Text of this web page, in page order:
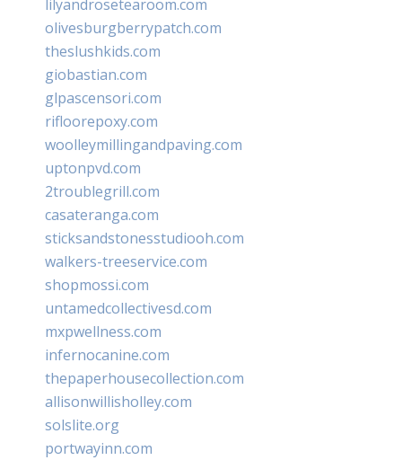
lilyandrosetearoom.com
olivesburgberrypatch.com
theslushkids.com
giobastian.com
glpascensori.com
rifloorepoxy.com
woolleymillingandpaving.com
uptonpvd.com
2troublegrill.com
casateranga.com
sticksandstonesstudiooh.com
walkers-treeservice.com
shopmossi.com
untamedcollectivesd.com
mxpwellness.com
infernocanine.com
thepaperhousecollection.com
allisonwillisholley.com
solslite.org
portwayinn.com